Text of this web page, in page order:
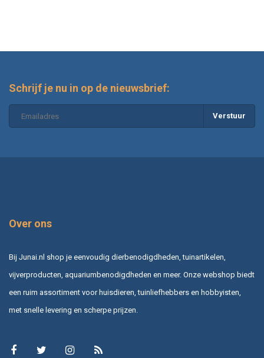
Schrijf je nu in op de nieuwsbrief:
Verstuur
Over ons
Bij Junai.nl shop je eenvoudig dierbenodigdheden, tuinartikelen,
vijverproducten, aquariumbenodigdheden en meer. Onze webshop biedt
een ruim assortiment voor huisdieren, tuinliefhebbers en hobbyisten,
met snelle levering en scherpe prijzen.